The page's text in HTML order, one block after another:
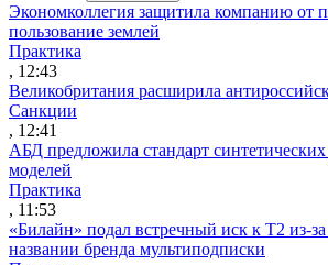
Экономколлегия защитила компанию от
пользование землей
Практика
, 12:43
Великобритания расширила
Санкции
, 12:41
АБД предложила стандарт
моделей
Практика
, 11:53
«Билайн» подал встречный иск к Т2 из-
названии бренда мультиподписки